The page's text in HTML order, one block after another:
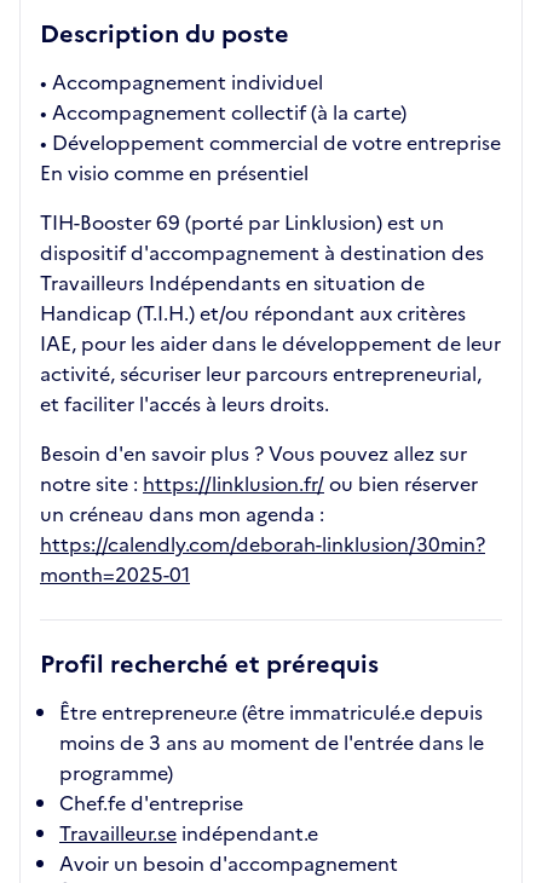
Description du poste
• Accompagnement individuel
• Accompagnement collectif (à la carte)
• Développement commercial de votre entreprise
En visio comme en présentiel
TIH-Booster 69 (porté par Linklusion) est un
dispositif d'accompagnement à destination des
Travailleurs Indépendants en situation de
Handicap (T.I.H.) et/ou répondant aux critères
IAE, pour les aider dans le développement de leur
activité, sécuriser leur parcours entrepreneurial,
et faciliter l'accés à leurs droits.
Besoin d'en savoir plus ? Vous pouvez allez sur
notre site : https://linklusion.fr/ou bien réserver
un créneau dans mon agenda :
https://calendly.com/deborah-linklusion/30min?
month=2025-01
Profil recherché et prérequis
Être entrepreneur.e (être immatriculé.e depuis
moins de 3 ans au moment de l'entrée dans le
programme)
Chef.fe d'entreprise
Travailleur.se indépendant.e
Avoir un besoin d'accompagnement